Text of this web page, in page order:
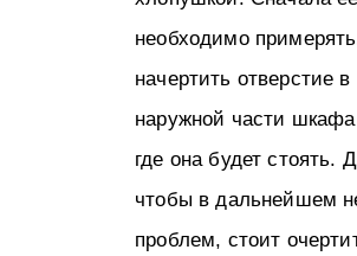
необходимо
начертить отверстие в
наружной части шкафа
где она будет стоять.
чтобы в дальнейшем
проблем, стоит